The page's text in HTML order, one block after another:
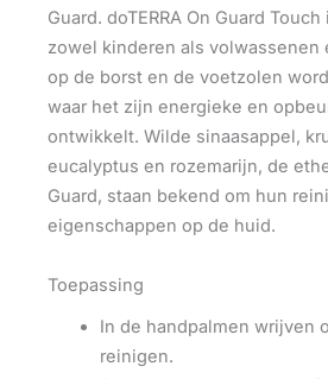
Guard. doTERRA On Guard
zowel kinderen als volwassenen
op de borst en de voetzolen
waar het zijn energieke en
ontwikkelt. Wilde sinaasappel,
eucalyptus en rozemarijn, de
Guard, staan bekend om hun
eigenschappen op de huid.
Toepassing
In de handpalmen wrijven
reinigen.